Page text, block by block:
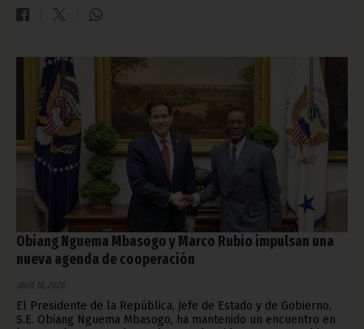
Obiang Nguema Mbasogo y Marco Rubio impulsan una
nueva agenda de cooperación
abril 18, 2026
El Presidente de la República, Jefe de Estado y de Gobierno,
S.E. Obiang Nguema Mbasogo, ha mantenido un encuentro en